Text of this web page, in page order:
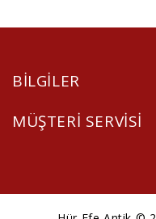
BILGILER
MÜŞTERI SERVISI